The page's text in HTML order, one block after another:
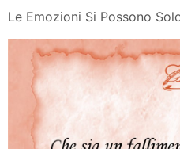
Le Emozioni Si Possono